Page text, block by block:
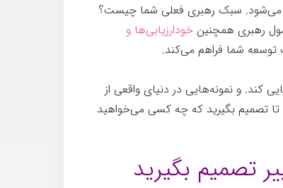
می‌شود. سبک رهبری فعلی شما چیست؟
رهبری همچنین خودارزیابی‌ها و
توسعه شما فراهم می‌کند.
کند. و نمونه‌هایی در دنیای واقعی از
تصمیم بگیرید که چه کسی می‌خواهید